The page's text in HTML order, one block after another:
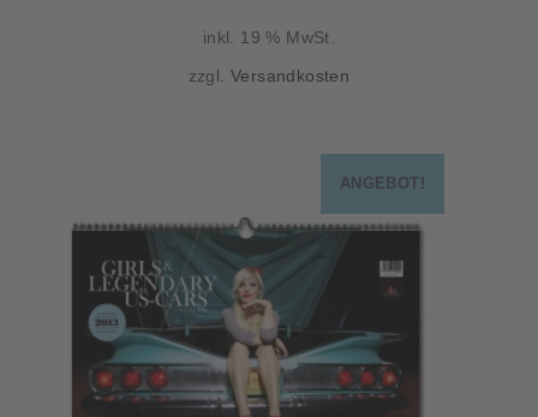
inkl. 19 % MwSt.
zzgl.Versandkosten
ANGEBOT!